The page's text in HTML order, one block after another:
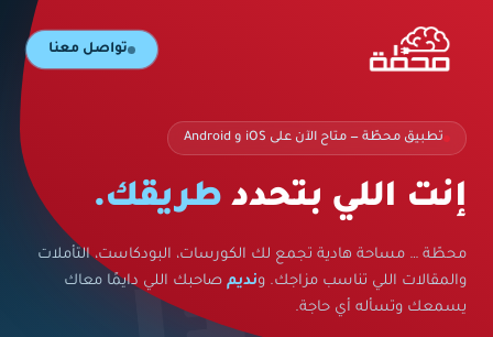
تواصل معنا
تطبيق محطّة — متاح الآن على iOS و Android
إنت اللي بتحدد طريقك.
محطّة … مساحة هادية تجمع لك الكورسات، البودكاست، التأملات
والمقالات اللي تناسب مزاجك. ونديم صاحبك اللي دايمًا معاك
يسمعك وتسأله أي حاجة.